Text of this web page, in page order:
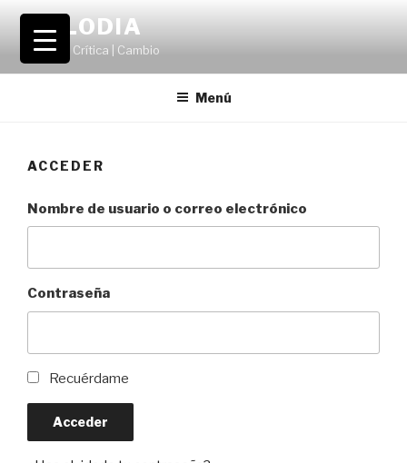
Saltar
contenido
VOLODIA
Teatro | Crítica | Cambio
Menú
ACCEDER
Nombre de usuario o correo electrónico
Contraseña
Recuérdame
Acceder